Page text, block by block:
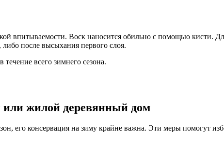
впитываемости. Воск наносится обильно с помощью кисти.
после высыхания первого слоя.
всего зимнего сезона.
или жилой деревянный дом
его консервация на зиму крайне важна. Эти меры помогут